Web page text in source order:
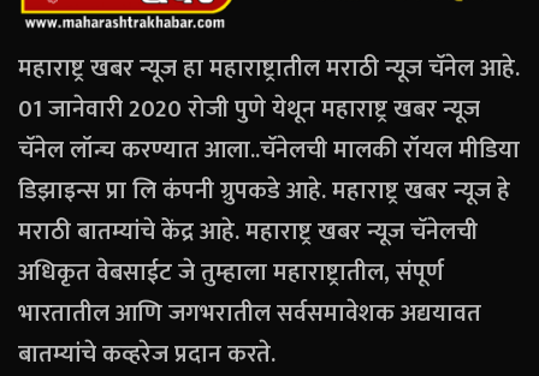
महाराष्ट्र खबर न्यूज हा महाराष्ट्रातील मराठी न्यूज चॅनेल आहे.
01 जानेवारी 2020 रोजी पुणे येथून महाराष्ट्र खबर न्यूज
चॅनेल लॉन्च करण्यात आला..चॅनेलची मालकी रॉयल मीडिया
डिझाइन्स प्रा लि कंपनी ग्रुपकडे आहे. महाराष्ट्र खबर न्यूज हे
मराठी बातम्यांचे केंद्र आहे. महाराष्ट्र खबर न्यूज चॅनेलची
अधिकृत वेबसाईट जे तुम्हाला महाराष्ट्रातील, संपूर्ण
भारतातील आणि जगभरातील सर्वसमावेशक अद्ययावत
बातम्यांचे कव्हरेज प्रदान करते.